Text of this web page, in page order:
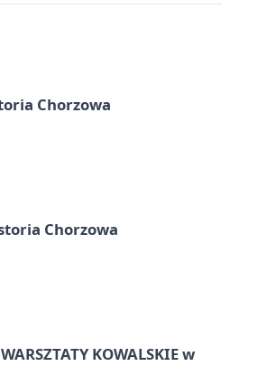
Chorzowa
Chorzowa
KOWALSKIE w